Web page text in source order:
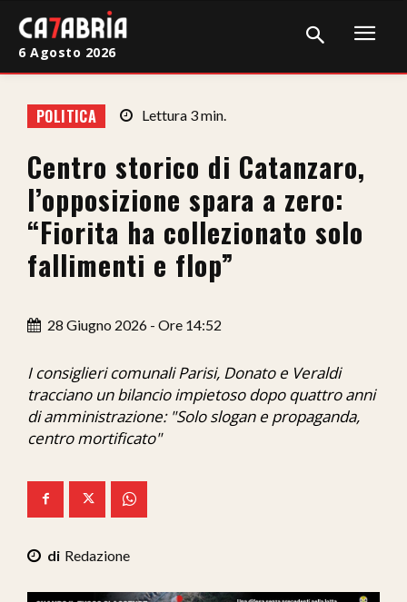
Cronaca
Giudiziaria
Politica
Sport
Sanità
Economia
Ita-Mondo
We Calabria
6 Agosto 2026
POLITICA Lettura 3min.
Centro storico di Catanzaro,
l’opposizione spara a zero:
“Fiorita ha collezionato solo
fallimenti e flop”
28 Giugno 2026 - Ore 14:52
I consiglieri comunali Parisi, Donato e Veraldi
tracciano un bilancio impietoso dopo quattro anni
di amministrazione: "Solo slogan e propaganda,
centro mortificato"
Redazione